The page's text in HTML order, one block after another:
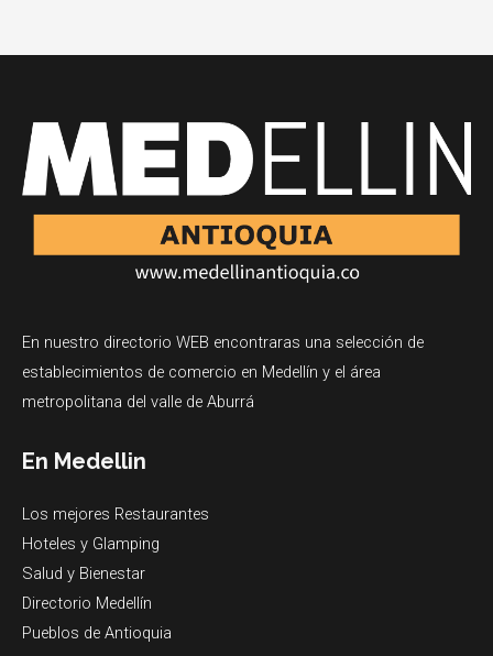
la
el
blog
En nuestro directorio WEB encontraras una selección de
establecimientos de comercio en Medellín y el área
metropolitana del valle de Aburrá
En Medellin
Los mejores Restaurantes
Hoteles y Glamping
Salud y Bienestar
Directorio Medellín
Pueblos de Antioquia